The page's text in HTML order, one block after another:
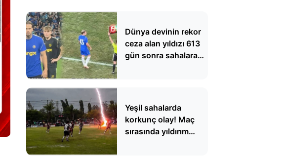
Dünya devinin rekor
ceza alan yıldızı 613
gün sonra sahalara
Yeşil sahalarda
korkunç olay! Maç
sırasında yıldırım